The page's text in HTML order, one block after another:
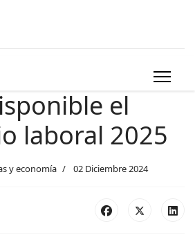
el
laboral 2025
y economía 02 Diciembre 2024